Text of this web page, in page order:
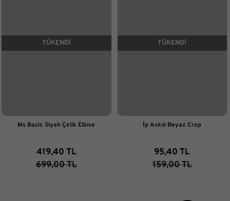
TÜKENDİ
Ms Basic Siyah Çelik Elbise
419,40 TL
699,00 TL
TÜKENDİ
İp Askılı Beyaz Crop
95,40 TL
159,00 TL